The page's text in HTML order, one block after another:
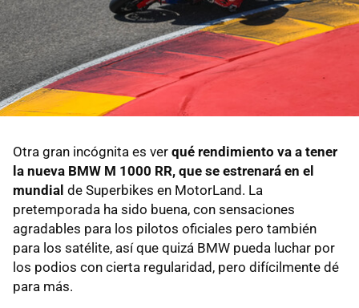
Otra gran incógnita es ver qué rendimiento va a tener
la nueva BMW M 1000 RR, que se estrenará en el
mundial de Superbikes en MotorLand. La
pretemporada ha sido buena, con sensaciones
agradables para los pilotos oficiales pero también
para los satélite, así que quizá BMW pueda luchar por
los podios con cierta regularidad, pero difícilmente dé
para más.